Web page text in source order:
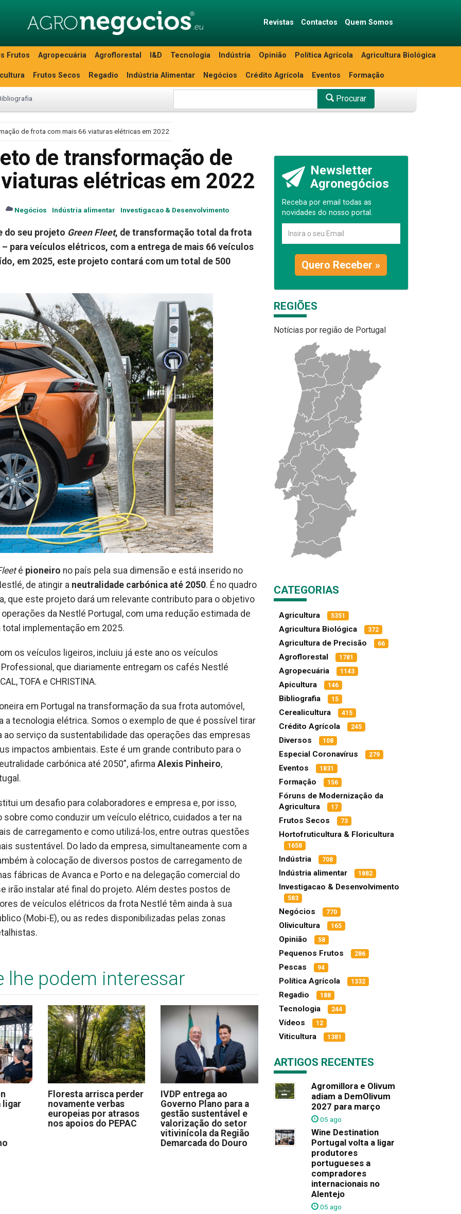
Revistas Contactos Quem Somos
Frutos Agropecuária Agroflorestal I&D Tecnologia Indústria Opinião Política Agrícola Agricultura Biológica
Frutos Secos Regadio Indústria Alimentar Negócios Crédito Agrícola Eventos Formação
Procurar
de frota com mais 66 viaturas elétricas em 2022
de transformação de
elétricas em 2022
Negócios Indústria alimentar Investigacao & Desenvolvimento
do seu projeto Green Fleet, de transformação total da frota
para veículos elétricos, com a entrega de mais 66 veículos
em 2025, este projeto contará com um total de 500
é pioneiro no país pela sua dimensão e está inserido no
de atingir a neutralidade carbónica até 2050. É no quadro
que este projeto dará um relevante contributo para o objetivo
da Nestlé Portugal, com uma redução estimada de
total implementação em 2025.
os veículos ligeiros, incluiu já este ano os veículos
que diariamente entregam os cafés Nestlé
TOFA e CHRISTINA.
em Portugal na transformação da sua frota automóvel,
a tecnologia elétrica. Somos o exemplo de que é possível tirar
serviço da sustentabilidade das operações das empresas
impactos ambientais. Este é um grande contributo para o
carbónica até 2050”, afirmaAlexis Pinheiro,
um desafio para colaboradores e empresa e, por isso,
como conduzir um veículo elétrico, cuidados a ter na
de carregamento e como utilizá-los, entre outras questões
sustentável. Do lado da empresa, simultaneamente com a
à colocação de diversos postos de carregamento de
fábricas de Avanca e Porto e na delegação comercial do
irão instalar até final do projeto. Além destes postos de
de veículos elétricos da frota Nestlé têm ainda à sua
(Mobi-E), ou as redes disponibilizadas pelas zonas
lhe podem interessar
ligar
Floresta arrisca perder
novamente verbas
europeias por atrasos
nos apoios do PEPAC
IVDP entrega ao
Governo Plano para a
gestão sustentável e
valorização do setor
vitivinícola da Região
Demarcada do Douro
Newsletter
Agronegócios
Receba por email todas as
novidades do nosso portal.
Quero Receber »
REGIÕES
Notícias por região de Portugal
CATEGORIAS
Agricultura 5351
Agricultura Biológica 372
Agricultura de Precisão 66
Agroflorestal 1781
Agropecuária 1143
Apicultura 146
Bibliografia 15
Cerealicultura 415
Crédito Agrícola 245
Diversos 108
Especial Coronavírus 279
Eventos 1831
Formação 156
Fóruns de Modernização da
Agricultura
17
Frutos Secos 73
Hortofruticultura & Floricultura
1658
Indústria 708
Indústria alimentar 1882
Investigacao & Desenvolvimento
583
Negócios 770
Olivicultura 165
Opinião 58
Pequenos Frutos 286
Pescas 94
Política Agrícola 1332
Regadio 188
Tecnologia 244
Vídeos 12
Viticultura 1381
ARTIGOS RECENTES
Agromillora e Olivum
adiam a DemOlivum
2027 para março
05 ago
Wine Destination
Portugal volta a ligar
produtores
portugueses a
compradores
internacionais no
Alentejo
05 ago